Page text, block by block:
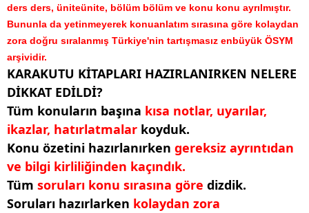
ders ders, üniteünite, bölüm bölüm ve konu konu ayrılmıştır.
Bununla da yetinmeyerek konuanlatım sırasına göre kolaydan
zora doğru sıralanmış Türkiye'nin tartışmasız enbüyük ÖSYM
arşividir.
KARAKUTU KİTAPLARI HAZIRLANIRKEN NELERE
DİKKAT EDİLDİ?
Tüm konuların başına kısa notlar, uyarılar,
ikazlar, hatırlatmalar koyduk.
Konu özetini hazırlanırken gereksiz ayrıntıdan
ve bilgi kirliliğinden kaçındık.
Tüm soruları konu sırasına göre dizdik.
Soruları hazırlarken kolaydan zora